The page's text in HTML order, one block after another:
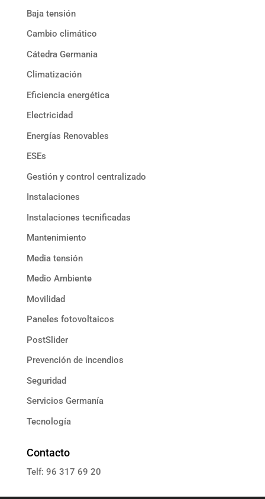
Baja tensión
Cambio climático
Cátedra Germania
Climatización
Eficiencia energética
Electricidad
Energías Renovables
ESEs
Gestión y control centralizado
Instalaciones
Instalaciones tecnificadas
Mantenimiento
Media tensión
Medio Ambiente
Movilidad
Paneles fotovoltaicos
PostSlider
Prevención de incendios
Seguridad
Servicios Germanía
Tecnología
Contacto
Telf: 96 317 69 20
E: informacion@grupoassista.com